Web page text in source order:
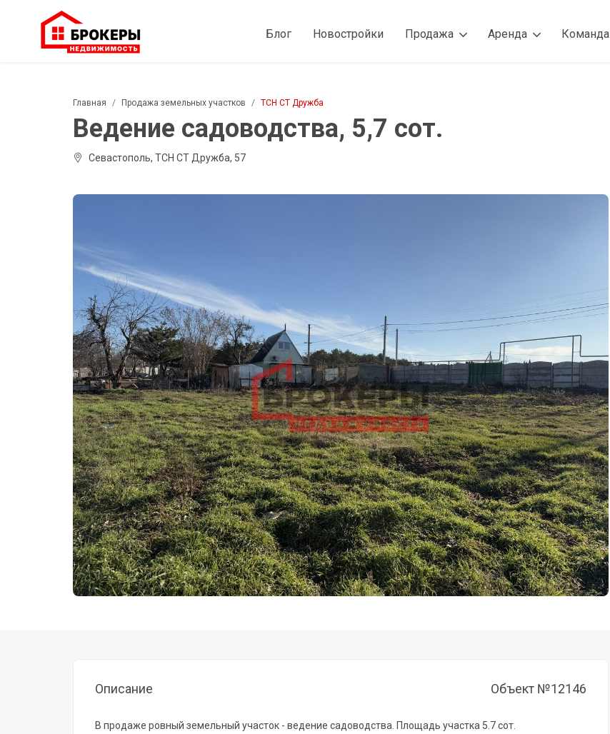
Блог Новостройки Продажа Аренда Команда
Главная Продажа земельных участков ТСН СТ Дружба
Ведение садоводства, 5,7 сот.
Севастополь, ТСН СТ Дружба, 57
Описание Объект №12146
В продаже ровный земельный участок - ведение садоводства. Площадь участка 5.7 сот.